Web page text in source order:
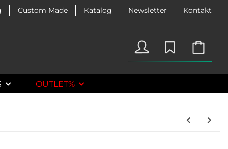
Custom Made Katalog Newsletter Kontakt
OUTLET%